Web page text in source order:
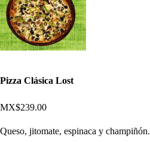
Pizza Clásica Lost
MX$239.00
Queso, jitomate, espinaca y champiñón.